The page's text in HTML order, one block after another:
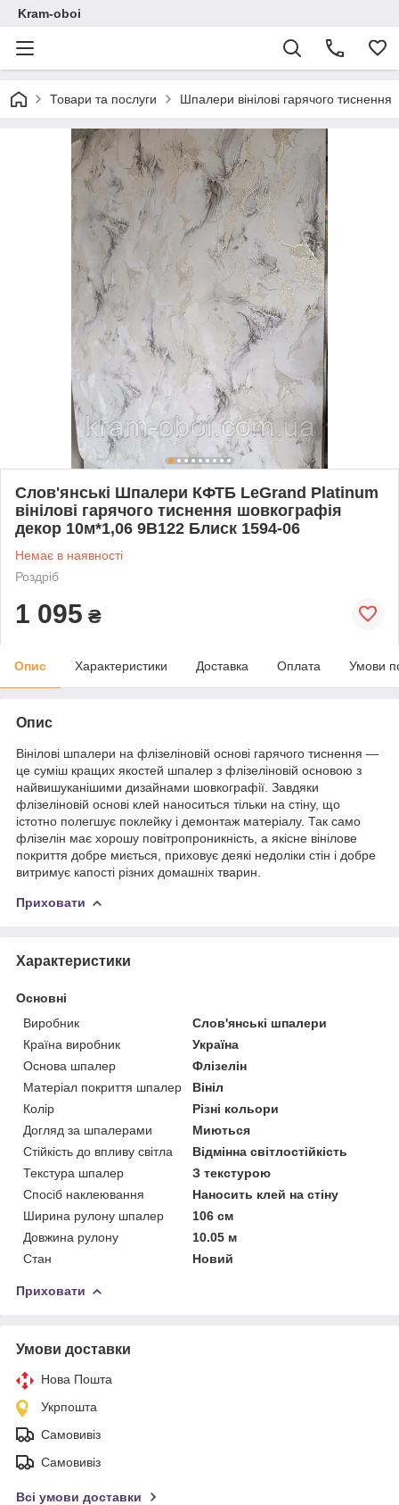
Kram-oboi
Товари та послуги Шпалери вінілові гарячого тиснення
Слов'янські Шпалери КФТБ LeGrand Platinum
вінілові гарячого тиснення шовкографія
декор 10м*1,06 9В122 Блиск 1594-06
Немає в наявності
Роздріб
1 095 ₴
Опис Характеристики Доставка Оплата Умови
Опис
Вінілові шпалери на флізеліновій основі гарячого тиснення —
це суміш кращих якостей шпалер з флізеліновій основою з
найвишуканішими дизайнами шовкографії. Завдяки
флізеліновій основі клей наноситься тільки на стіну, що
істотно полегшує поклейку і демонтаж матеріалу. Так само
флізелін має хорошу повітропроникність, а якісне вінілове
покриття добре миється, приховує деякі недоліки стін і добре
витримує капості різних домашніх тварин.
Приховати
Характеристики
Основні
Виробник
Слов'янські шпалери
Країна виробник
Україна
Основа шпалер
Флізелін
Матеріал покриття шпалер
Вініл
Колір
Різні кольори
Догляд за шпалерами
Миються
Стійкість до впливу світла
Відмінна світлостійкість
Текстура шпалер
З текстурою
Спосіб наклеювання
Наносить клей на стіну
Ширина рулону шпалер
106 см
Довжина рулону
10.05 м
Стан
Новий
Приховати
Умови доставки
Нова Пошта
Укрпошта
Самовивіз
Самовивіз
Всі умови доставки